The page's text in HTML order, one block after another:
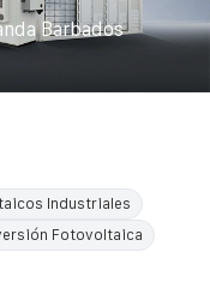
Barbados
Industriales
Fotovoltaica